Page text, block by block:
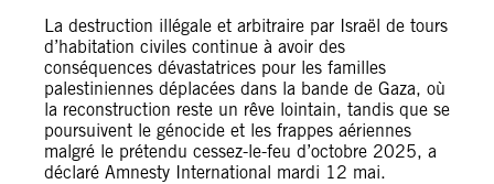
La destruction illégale et arbitraire par Israël de tours
d’habitation civiles continue à avoir des
conséquences dévastatrices pour les familles
palestiniennes déplacées dans la bande de Gaza, où
la reconstruction reste un rêve lointain, tandis que se
poursuivent le génocide et les frappes aériennes
malgré le prétendu cessez-le-feu d’octobre 2025, a
déclaré Amnesty International mardi 12 mai.